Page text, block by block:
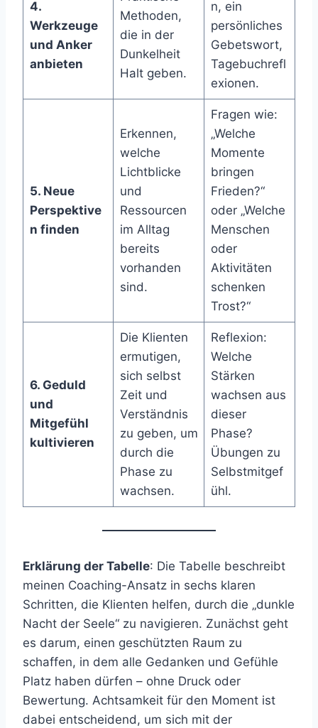
4.
Werkzeuge
und Anker
anbieten
Methoden,
die in der
Dunkelheit
Halt geben.
n, ein
persönliches
Gebetswort,
Tagebuchrefl
exionen.
5. Neue
Perspektive
n finden
Erkennen,
welche
Lichtblicke
und
Ressourcen
im Alltag
bereits
vorhanden
sind.
Fragen wie:
„Welche
Momente
bringen
Frieden?“
oder „Welche
Menschen
oder
Aktivitäten
schenken
Trost?“
6. Geduld
und
Mitgefühl
kultivieren
Die Klienten
ermutigen,
sich selbst
Zeit und
Verständnis
zu geben, um
durch die
Phase zu
wachsen.
Reflexion:
Welche
Stärken
wachsen aus
dieser
Phase?
Übungen zu
Selbstmitgef
ühl.
Erklärung der Tabelle: Die Tabelle beschreibt
meinen Coaching-Ansatz in sechs klaren
Schritten, die Klienten helfen, durch die „dunkle
Nacht der Seele“ zu navigieren. Zunächst geht
es darum, einen geschützten Raum zu
schaffen, in dem alle Gedanken und Gefühle
Platz haben dürfen – ohne Druck oder
Bewertung. Achtsamkeit für den Moment ist
dabei entscheidend, um sich mit der